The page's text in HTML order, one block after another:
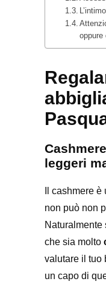
oppure
leggeri
Il cashmere
non può non
che sia molto
valutare il tuo
un capo di